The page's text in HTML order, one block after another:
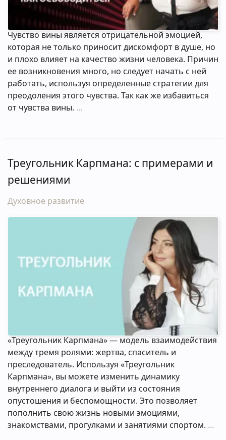
Чувство вины является отрицательной эмоцией,
которая не только приносит дискомфорт в душе, но
и плохо влияет на качество жизни человека. Причин
ее возникновения много, но следует начать с ней
работать, используя определенные стратегии для
преодоления этого чувства. Так как же избавиться
от чувства вины.
Треугольник Карпмана: с примерами и
решениями
Духовное развитие
«Треугольник Карпмана» — модель взаимодействия
между тремя ролями: жертва, спаситель и
преследователь. Используя «Треугольник
Карпмана», вы можете изменить динамику
внутреннего диалога и выйти из состояния
опустошения и беспомощности. Это позволяет
пополнить свою жизнь новыми эмоциями,
знакомствами, прогулками и занятиями спортом.